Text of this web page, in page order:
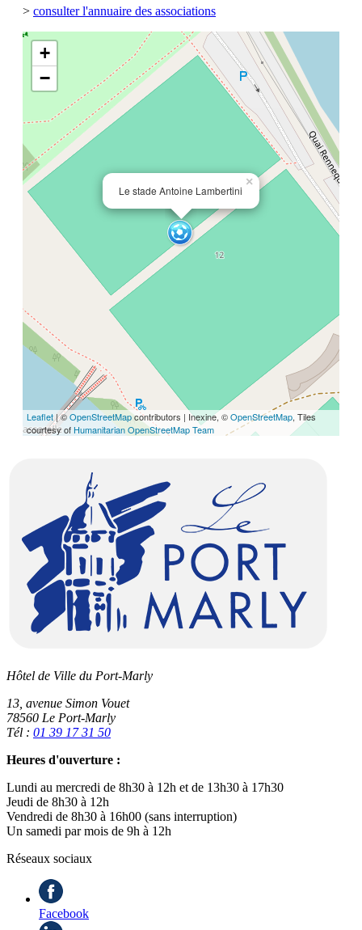
> consulter l'annuaire des associations
Le stade Antoine Lambertini
×
+
−
Leaflet| ©OpenStreetMapcontributors | Inexine, ©OpenStreetMap, Tiles
courtesy of Humanitarian OpenStreetMap Team
Hôtel de Ville du Port-Marly
13, avenue Simon Vouet
78560 Le Port-Marly
Tél : 01 39 17 31 50
Heures d'ouverture :
Lundi au mercredi de 8h30 à 12h et de 13h30 à 17h30
Jeudi de 8h30 à 12h
Vendredi de 8h30 à 16h00 (sans interruption)
Un samedi par mois de 9h à 12h
Réseaux sociaux
Facebook